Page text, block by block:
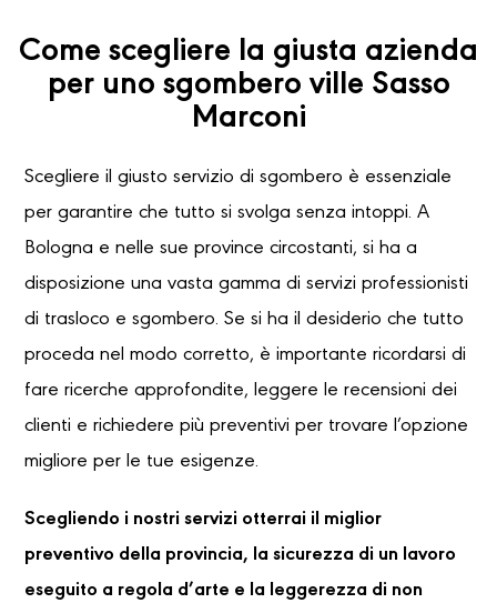
Come scegliere la giusta azienda
per uno sgombero ville Sasso
Marconi
Scegliere il giusto servizio di sgombero è essenziale
per garantire che tutto si svolga senza intoppi. A
Bologna e nelle sue province circostanti, si ha a
disposizione una vasta gamma di servizi professionisti
di trasloco e sgombero. Se si ha il desiderio che tutto
proceda nel modo corretto, è importante ricordarsi di
fare ricerche approfondite, leggere le recensioni dei
clienti e richiedere più preventivi per trovare l’opzione
migliore per le tue esigenze.
Scegliendo i nostri servizi otterrai il miglior
preventivo della provincia, la sicurezza di un lavoro
eseguito a regola d’arte e la leggerezza di non